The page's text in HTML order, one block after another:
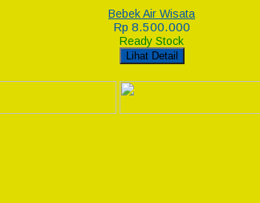
Bebek Air Wisata
Rp 8.500.000
Ready Stock
Lihat Detail